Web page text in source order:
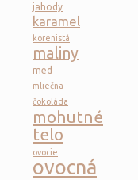
jahody
karamel
korenistá
maliny
med
mliečna
čokoláda
mohutné
telo
ovocie
ovocná